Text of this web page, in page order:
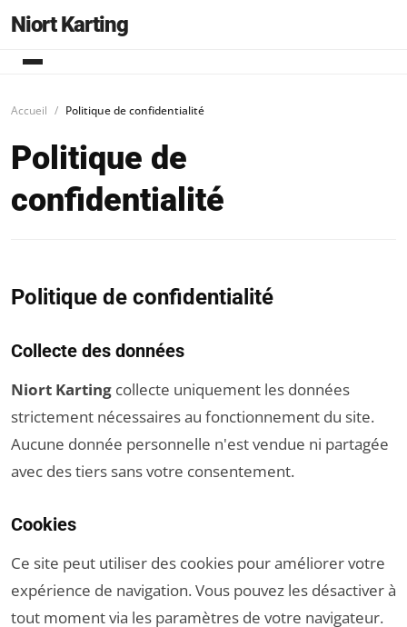
Niort Karting
Accueil Politique de confidentialité
Politique de
confidentialité
Politique de confidentialité
Collecte des données
Niort Karting collecte uniquement les données
strictement nécessaires au fonctionnement du site.
Aucune donnée personnelle n'est vendue ni partagée
avec des tiers sans votre consentement.
Cookies
Ce site peut utiliser des cookies pour améliorer votre
expérience de navigation. Vous pouvez les désactiver à
tout moment via les paramètres de votre navigateur.